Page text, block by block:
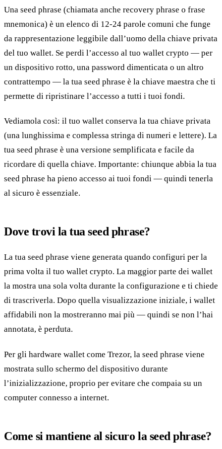
Una seed phrase (chiamata anche recovery phrase o frase
mnemonica) è un elenco di 12-24 parole comuni che funge
da rappresentazione leggibile dall’uomo della chiave privata
del tuo wallet. Se perdi l’accesso al tuo wallet crypto — per
un dispositivo rotto, una password dimenticata o un altro
contrattempo — la tua seed phrase è la chiave maestra che ti
permette di ripristinare l’accesso a tutti i tuoi fondi.
Vediamola così: il tuo wallet conserva la tua chiave privata
(una lunghissima e complessa stringa di numeri e lettere). La
tua seed phrase è una versione semplificata e facile da
ricordare di quella chiave. Importante: chiunque abbia la tua
seed phrase ha pieno accesso ai tuoi fondi — quindi tenerla
al sicuro è essenziale.
Dove trovi la tua seed phrase?
La tua seed phrase viene generata quando configuri per la
prima volta il tuo wallet crypto. La maggior parte dei wallet
la mostra una sola volta durante la configurazione e ti chiede
di trascriverla. Dopo quella visualizzazione iniziale, i wallet
affidabili non la mostreranno mai più — quindi se non l’hai
annotata, è perduta.
Per gli hardware wallet come Trezor, la seed phrase viene
mostrata sullo schermo del dispositivo durante
l’inizializzazione, proprio per evitare che compaia su un
computer connesso a internet.
Come si mantiene al sicuro la seed phrase?